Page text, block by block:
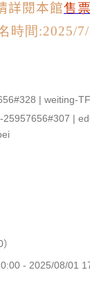
詳閱本館售
時間:2025/
| weiting-
25957656#307 |
- 2025/08/01